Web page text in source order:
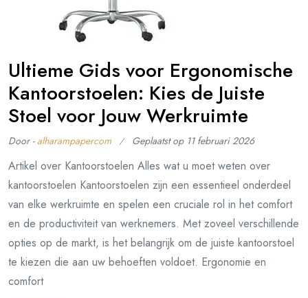
Ultieme Gids voor Ergonomische
Kantoorstoelen: Kies de Juiste
Stoel voor Jouw Werkruimte
Door - alharampapercom Geplaatst op 11 februari 2026
Artikel over Kantoorstoelen Alles wat u moet weten over
kantoorstoelen Kantoorstoelen zijn een essentieel onderdeel
van elke werkruimte en spelen een cruciale rol in het comfort
en de productiviteit van werknemers. Met zoveel verschillende
opties op de markt, is het belangrijk om de juiste kantoorstoel
te kiezen die aan uw behoeften voldoet. Ergonomie en
comfort